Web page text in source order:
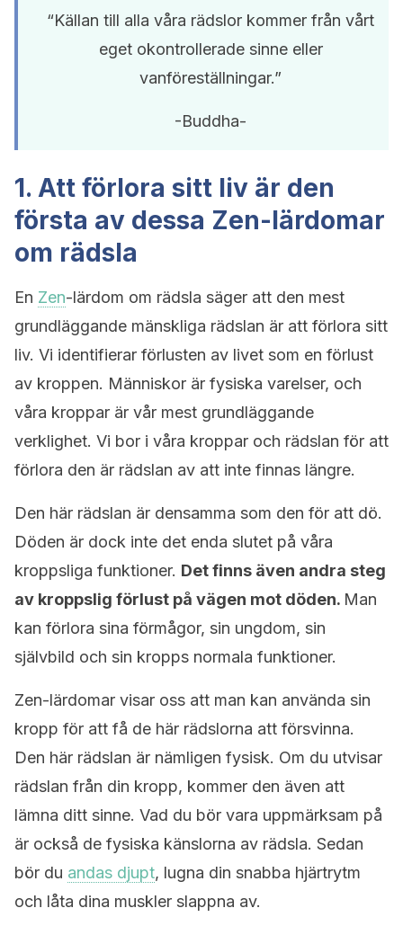
“Källan till alla våra rädslor kommer från vårt
eget okontrollerade sinne eller
vanföreställningar.”
-Buddha-
1. Att förlora sitt liv är den
första av dessa Zen-lärdomar
om rädsla
En Zen-lärdom om rädsla säger att den mest
grundläggande mänskliga rädslan är att förlora sitt
liv. Vi identifierar förlusten av livet som en förlust
av kroppen. Människor är fysiska varelser, och
våra kroppar är vår mest grundläggande
verklighet. Vi bor i våra kroppar och rädslan för att
förlora den är rädslan av att inte finnas längre.
Den här rädslan är densamma som den för att dö.
Döden är dock inte det enda slutet på våra
kroppsliga funktioner. Det finns även andra steg
av kroppslig förlust på vägen mot döden. Man
kan förlora sina förmågor, sin ungdom, sin
självbild och sin kropps normala funktioner.
Zen-lärdomar visar oss att man kan använda sin
kropp för att få de här rädslorna att försvinna.
Den här rädslan är nämligen fysisk. Om du utvisar
rädslan från din kropp, kommer den även att
lämna ditt sinne. Vad du bör vara uppmärksam på
är också de fysiska känslorna av rädsla. Sedan
bör du andas djupt, lugna din snabba hjärtrytm
och låta dina muskler slappna av.